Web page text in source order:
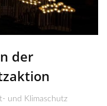
der
und Klimaschutz